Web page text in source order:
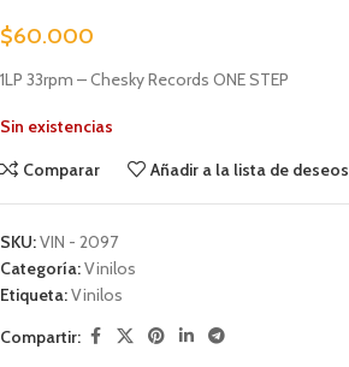
$60.000
1LP 33rpm – Chesky Records ONE STEP
Sin existencias
Comparar
Añadir a la lista de deseos
SKU:VIN - 2097
Categoría:Vinilos
Etiqueta:Vinilos
Compartir: